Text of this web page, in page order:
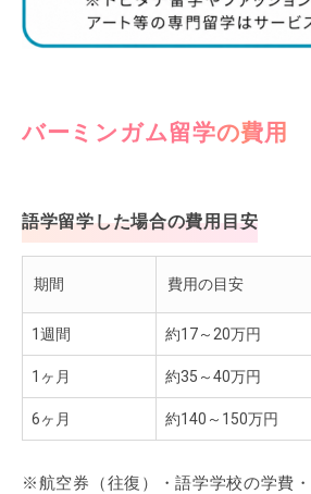
バーミンガム留学の費用
語学留学した場合の費用目安
期間 費用の目安
1週間 約17～20万円
1ヶ月 約35～40万円
6ヶ月 約140～150万円
※航空券（往復）・語学学校の学費